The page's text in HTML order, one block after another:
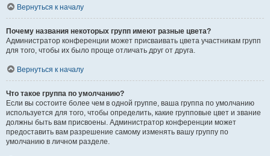
Вернуться к началу
Почему названия некоторых групп имеют разные цвета?
Администратор конференции может присваивать цвета участникам групп
для того, чтобы их было проще отличать друг от друга.
Вернуться к началу
Что такое группа по умолчанию?
Если вы состоите более чем в одной группе, ваша группа по умолчанию
используется для того, чтобы определить, какие групповые цвет и звание
должны быть вам присвоены. Администратор конференции может
предоставить вам разрешение самому изменять вашу группу по
умолчанию в личном разделе.